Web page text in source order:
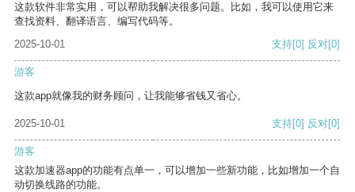
这款软件非常实用，可以帮助我解决很多问题。比如，我可以使用它来
查找资料、翻译语言、编写代码等。
2025-10-01
支持[0] 反对[0]
游客
这款app就像我的财务顾问，让我能够省钱又省心。
2025-10-01 支持[0] 反对[0]
游客
这款加速器app的功能有点单一，可以增加一些新功能，比如增加一个自
动切换线路的功能。